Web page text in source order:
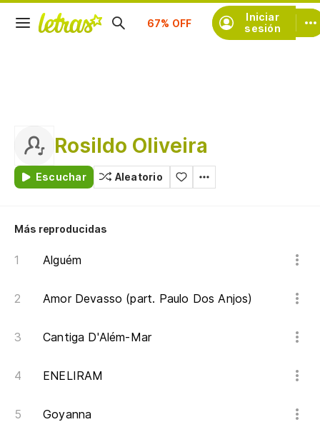
Iniciar
sesión
Suscríbete
Rosildo Oliveira
Escuchar Aleatorio
Más reproducidas
Alguém
Amor Devasso (part. Paulo Dos Anjos)
Cantiga D'Além-Mar
ENELIRAM
Goyanna